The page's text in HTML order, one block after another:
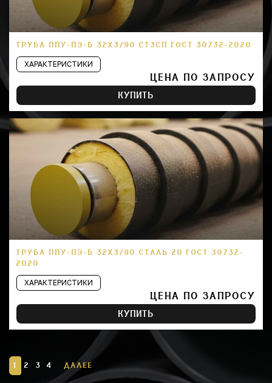
ТРУБА ППУ-ПЭ-Б 32Х3/90 СТ3СП ГОСТ 30732-2020
ХАРАКТЕРИСТИКИ
ЦЕНА ПО ЗАПРОСУ
КУПИТЬ
ТРУБА ППУ-ПЭ-Б 32Х3/90 СТАЛЬ 20 ГОСТ 30732-
2020
ХАРАКТЕРИСТИКИ
ЦЕНА ПО ЗАПРОСУ
КУПИТЬ
1 2 3 4 ДАЛЕЕ